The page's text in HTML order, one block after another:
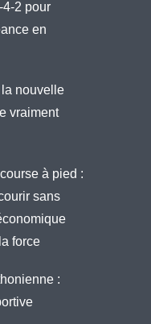
4-2 pour
en
nouvelle
vraiment
à pied :
sans
force
: